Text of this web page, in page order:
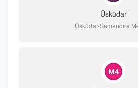
Üsküdar
Üsküdar-Samandıra